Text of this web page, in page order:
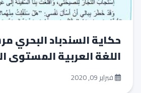
حكاية السندباد البحري
اللغة العربية المستوى
فبراير 09, 2020